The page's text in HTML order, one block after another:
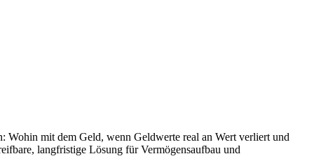
Wohin mit dem Geld, wenn Geldwerte real an Wert verliert und
langfristige Lösung für Vermögensaufbau und